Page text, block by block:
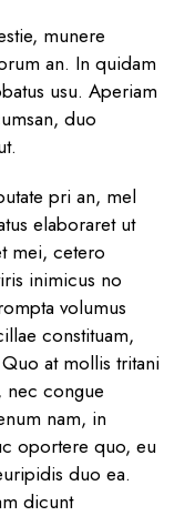
munere
an. In quidam
usu. Aperiam
duo
pri an, mel
elaboraret ut
mei, cetero
inimicus no
volumus
constituam,
at mollis tritani
nec congue
nam, in
oportere quo, eu
duo ea.
dicunt